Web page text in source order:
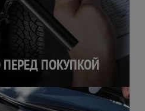
ПОКУПКОЙ